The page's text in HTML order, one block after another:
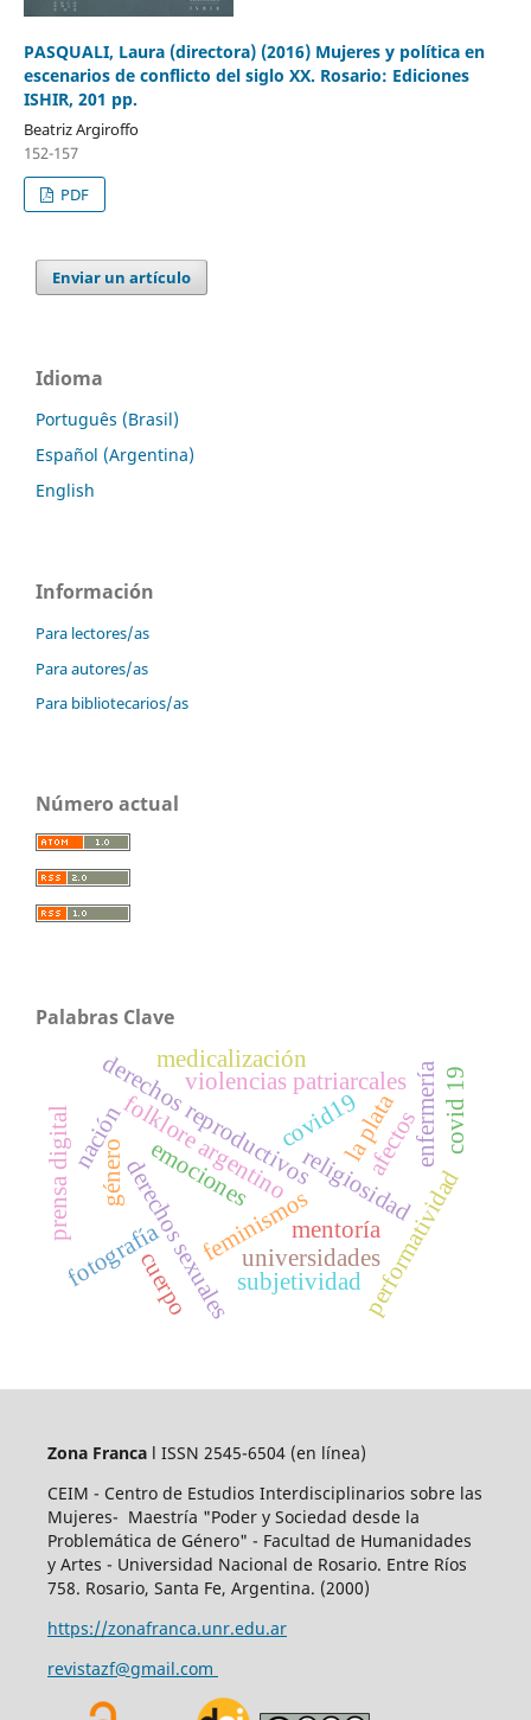
PASQUALI, Laura (directora) (2016) Mujeres y política en
escenarios de conflicto del siglo XX. Rosario: Ediciones
ISHIR, 201 pp.
Beatriz Argiroffo
152-157
PDF
Enviar un artículo
Idioma
Português (Brasil)
Español (Argentina)
English
Información
Para lectores/as
Para autores/as
Para bibliotecarios/as
Número actual
Palabras Clave
derechos sexuales
derechos reproductivos
feminismos
folklore argentino
género
nación
religiosidad
performatividad
fotografíacuerpo universidades
violencias patriarcales enfermería
la plata covid 19
prensa digital afectos
emociones
mentoría
subjetividad
covid19
medicalización
Zona Francal ISSN 2545-6504 (en línea)
CEIM - Centro de Estudios Interdisciplinarios sobre las
Mujeres- Maestría "Poder y Sociedad desde la
Problemática de Género" - Facultad de Humanidades
y Artes - Universidad Nacional de Rosario. Entre Ríos
758. Rosario, Santa Fe, Argentina. (2000)
https://zonafranca.unr.edu.ar
revistazf@gmail.com